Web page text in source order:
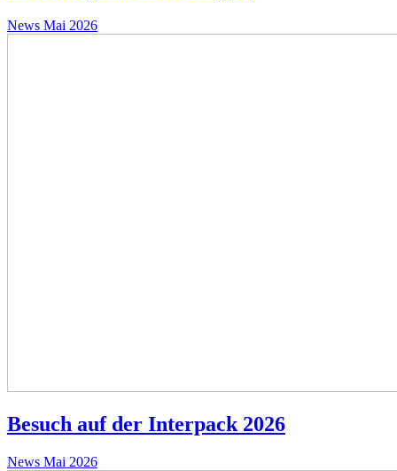
News Mai 2026
Besuch auf der Interpack 2026
News Mai 2026